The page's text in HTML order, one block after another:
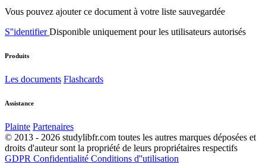
Vous pouvez ajouter ce document à votre liste sauvegardée
S''identifierDisponible uniquement pour les utilisateurs autorisés
Produits
Les documents Flashcards
Assistance
Plainte Partenaires
© 2013 - 2026 studylibfr.com toutes les autres marques déposées et
droits d'auteur sont la propriété de leurs propriétaires respectifs
GDPR Confidentialité Conditions d''utilisation